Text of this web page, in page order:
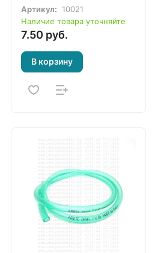
(Италия)
Артикул:
10021
Наличие товара уточняйте
7.50 руб.
В корзину